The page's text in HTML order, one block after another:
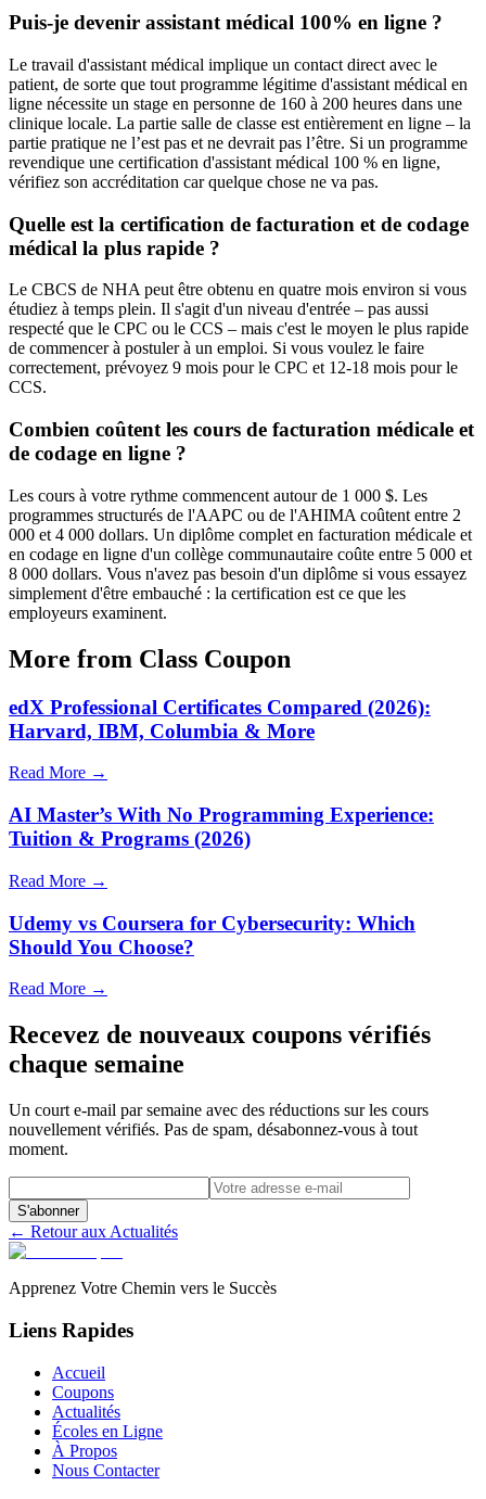
Puis-je devenir assistant médical 100% en ligne ?
Le travail d'assistant médical implique un contact direct avec le
patient, de sorte que tout programme légitime d'assistant médical en
ligne nécessite un stage en personne de 160 à 200 heures dans une
clinique locale. La partie salle de classe est entièrement en ligne – la
partie pratique ne l’est pas et ne devrait pas l’être. Si un programme
revendique une certification d'assistant médical 100 % en ligne,
vérifiez son accréditation car quelque chose ne va pas.
Quelle est la certification de facturation et de codage
médical la plus rapide ?
Le CBCS de NHA peut être obtenu en quatre mois environ si vous
étudiez à temps plein. Il s'agit d'un niveau d'entrée – pas aussi
respecté que le CPC ou le CCS – mais c'est le moyen le plus rapide
de commencer à postuler à un emploi. Si vous voulez le faire
correctement, prévoyez 9 mois pour le CPC et 12-18 mois pour le
CCS.
Combien coûtent les cours de facturation médicale et
de codage en ligne ?
Les cours à votre rythme commencent autour de 1 000 $. Les
programmes structurés de l'AAPC ou de l'AHIMA coûtent entre 2
000 et 4 000 dollars. Un diplôme complet en facturation médicale et
en codage en ligne d'un collège communautaire coûte entre 5 000 et
8 000 dollars. Vous n'avez pas besoin d'un diplôme si vous essayez
simplement d'être embauché : la certification est ce que les
employeurs examinent.
More from Class Coupon
edX Professional Certificates Compared (2026):
Harvard, IBM, Columbia & More
Read More →
AI Master’s With No Programming Experience:
Tuition & Programs (2026)
Read More →
Udemy vs Coursera for Cybersecurity: Which
Should You Choose?
Read More →
Recevez de nouveaux coupons vérifiés
chaque semaine
Un court e-mail par semaine avec des réductions sur les cours
nouvellement vérifiés. Pas de spam, désabonnez-vous à tout
moment.
S'abonner
← Retour aux Actualités
Apprenez Votre Chemin vers le Succès
Liens Rapides
Accueil
Coupons
Actualités
Écoles en Ligne
À Propos
Nous Contacter